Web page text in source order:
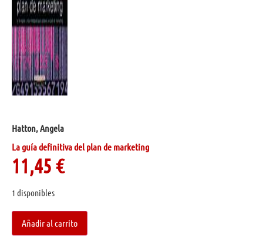
Hatton, Angela
La guía definitiva del plan de marketing
11,45 €
1 disponibles
Añadir al carrito